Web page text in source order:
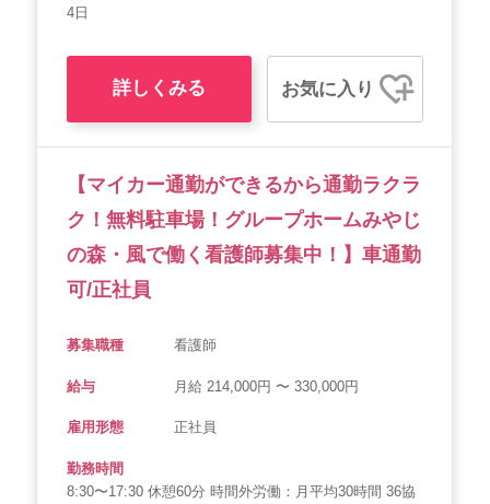
4日
詳しくみる お気に入り
【マイカー通勤ができるから通勤ラクラ
ク！無料駐車場！グループホームみやじ
の森・風で働く看護師募集中！】車通勤
可/正社員
募集職種 看護師
給与 月給 214,000円 〜 330,000円
雇用形態 正社員
勤務時間
8:30〜17:30 休憩60分 時間外労働：月平均30時間 36協